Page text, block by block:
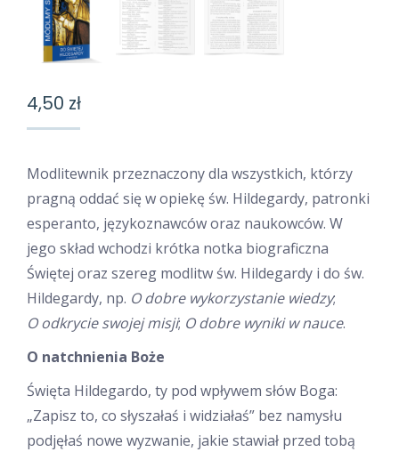
4,50 zł
Modlitewnik przeznaczony dla wszystkich, którzy
pragną oddać się w opiekę św. Hildegardy, patronki
esperanto, językoznawców oraz naukowców. W
jego skład wchodzi krótka notka biograficzna
Świętej oraz szereg modlitw św. Hildegardy i do św.
Hildegardy, np. O dobre wykorzystanie wiedzy;
O odkrycie swojej misji; O dobre wyniki w nauce.
O natchnienia Boże
Święta Hildegardo, ty pod wpływem słów Boga:
„Zapisz to, co słyszałaś i widziałaś” bez namysłu
podjęłaś nowe wyzwanie, jakie stawiał przed tobą